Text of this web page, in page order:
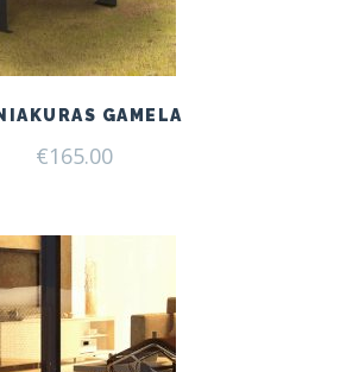
GAMELA
€165.00